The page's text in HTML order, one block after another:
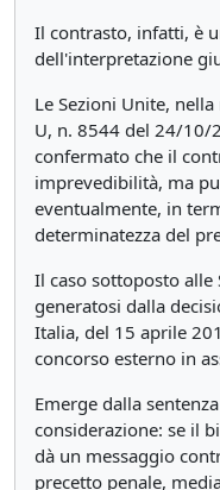
Il contrasto, infatti, è
dell'interpretazione
Le Sezioni Unite,
U, n. 8544 del 24/10/
confermato che il
imprevedibilità, ma
eventualmente, in
determinatezza del
Il caso sottoposto alle
generatosi dalla
Italia, del 15 aprile
concorso esterno in
Emerge dalla
considerazione: se il
dà un messaggio
precetto penale,